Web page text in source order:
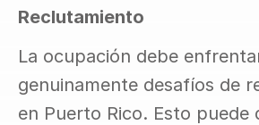
Reclutamiento
La ocupación debe
genuinamente desafíos de
en Puerto Rico. Esto puede